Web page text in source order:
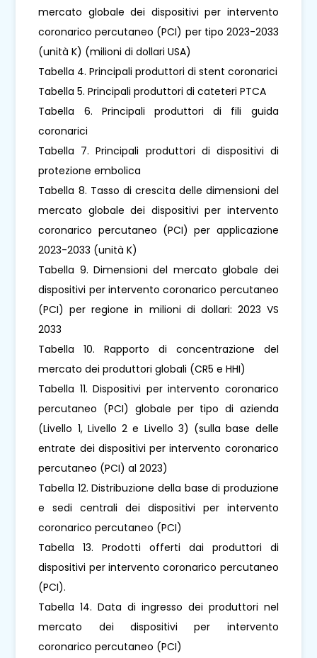
mercato globale dei dispositivi per intervento
coronarico percutaneo (PCI) per tipo 2023-2033
(unità K) (milioni di dollari USA)
Tabella 4. Principali produttori di stent coronarici
Tabella 5. Principali produttori di cateteri PTCA
Tabella 6. Principali produttori di fili guida
coronarici
Tabella 7. Principali produttori di dispositivi di
protezione embolica
Tabella 8. Tasso di crescita delle dimensioni del
mercato globale dei dispositivi per intervento
coronarico percutaneo (PCI) per applicazione
2023-2033 (unità K)
Tabella 9. Dimensioni del mercato globale dei
dispositivi per intervento coronarico percutaneo
(PCI) per regione in milioni di dollari: 2023 VS
2033
Tabella 10. Rapporto di concentrazione del
mercato dei produttori globali (CR5 e HHI)
Tabella 11. Dispositivi per intervento coronarico
percutaneo (PCI) globale per tipo di azienda
(Livello 1, Livello 2 e Livello 3) (sulla base delle
entrate dei dispositivi per intervento coronarico
percutaneo (PCI) al 2023)
Tabella 12. Distribuzione della base di produzione
e sedi centrali dei dispositivi per intervento
coronarico percutaneo (PCI)
Tabella 13. Prodotti offerti dai produttori di
dispositivi per intervento coronarico percutaneo
(PCI).
Tabella 14. Data di ingresso dei produttori nel
mercato dei dispositivi per intervento
coronarico percutaneo (PCI)